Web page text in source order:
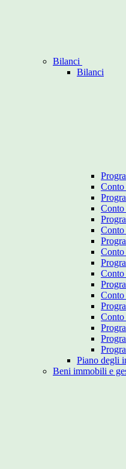
Bilanci
Bilanci
Conto
Piano degli
Beni immobili e